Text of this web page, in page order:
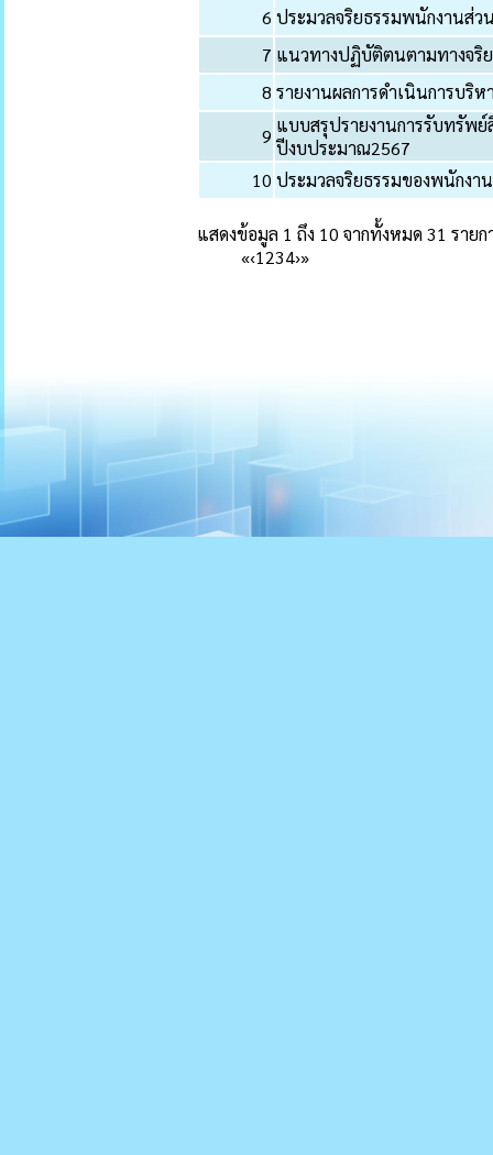
6 ประมวลจริยธรรมพนักงานส่ว
7 แนวทางปฏิบัติตนตามทางจริ
8 รายงานผลการดำเนินการบ
9 แบบสรุปรายงานการรับทรัพ
ปีงบประมาณ2567
10 ประมวลจริยธรรมของพนักงา
แสดงข้อมูล 1 ถึง 10 จากทั้งหมด 31 รายก
«‹1234›»